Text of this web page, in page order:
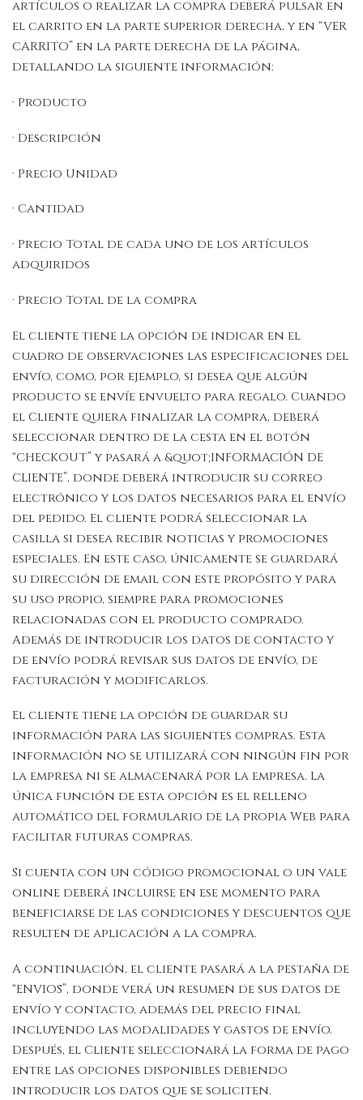
artículos o realizar la compra deberá pulsar en
el carrito en la parte superior derecha, y en “VER
CARRITO” en la parte derecha de la página,
detallando la siguiente información:
· Producto
· Descripción
· Precio Unidad
· Cantidad
· Precio Total de cada uno de los artículos
adquiridos
· Precio Total de la compra
El cliente tiene la opción de indicar en el
cuadro de observaciones las especificaciones del
envío, como, por ejemplo, si desea que algún
producto se envíe envuelto para regalo. Cuando
el Cliente quiera finalizar la compra, deberá
seleccionar dentro de la cesta en el botón
“CHECKOUT” y pasará a &quot;INFORMACIÓN DE
CLIENTE”, donde deberá introducir su correo
electrónico y los datos necesarios para el envío
del pedido. El cliente podrá seleccionar la
casilla si desea recibir noticias y promociones
especiales. En este caso, únicamente se guardará
su dirección de email con este propósito y para
su uso propio, siempre para promociones
relacionadas con el producto comprado.
Además de introducir los datos de contacto y
de envío podrá revisar sus datos de envío, de
facturación y modificarlos.
El cliente tiene la opción de guardar su
información para las siguientes compras. Esta
información no se utilizará con ningún fin por
la empresa ni se almacenará por la empresa. La
única función de esta opción es el relleno
automático del formulario de la propia Web para
facilitar futuras compras.
Si cuenta con un código promocional o un vale
online deberá incluirse en ese momento para
beneficiarse de las condiciones y descuentos que
resulten de aplicación a la compra.
A continuación, el cliente pasará a la pestaña de
“ENVIOS”, donde verá un resumen de sus datos de
envío y contacto, además del precio final
incluyendo las modalidades y gastos de envío.
Después, el Cliente seleccionará la forma de pago
entre las opciones disponibles debiendo
introducir los datos que se soliciten.